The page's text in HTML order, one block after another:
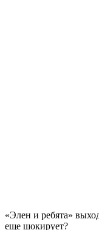
«Элен и ребята»
еще шокирует?